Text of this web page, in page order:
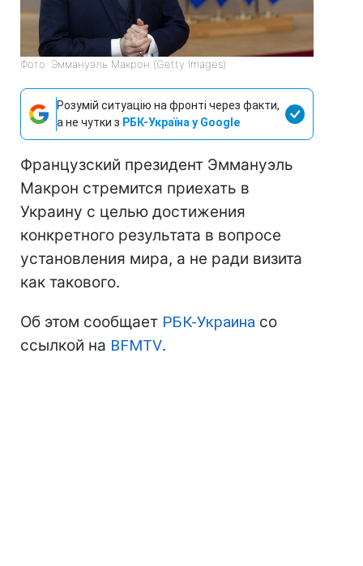
Фото: Эммануэль Макрон (Getty Images)
Розумій ситуацію на фронті через факти,
а не чутки з РБК-Україна у Google
Французский президент Эммануэль
Макрон стремится приехать в
Украину с целью достижения
конкретного результата в вопросе
установления мира, а не ради визита
как такового.
Об этом сообщает РБК-Украина со
ссылкой на BFMTV.